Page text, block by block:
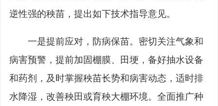
逆性强的秧苗，提出如下技术指导意见。
一是提前应对，防病保苗。密切关注气象和
病害预警，提前加固棚膜、田埂，备好抽水设备
和药剂，及时掌握秧苗长势和病害动态，适时排
水降湿，改善秧田或育秧大棚环境。全面推广种